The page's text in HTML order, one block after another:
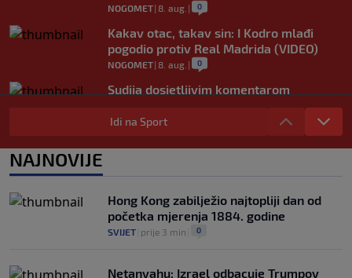
NOGOMET| 8. aug. | 0
Kakav otac, takav sin: I Kodro mlađi
pogodio protiv Real Madrida (VIDEO)
NOGOMET| 8. aug. | 0
Sudija dosjetljivim komentarom
nasmijao publiku nakon žalbe tenisera
(VIDEO)
Idi na Sport
NAJNOVIJE
Hong Kong zabilježio najtopliji dan od
početka mjerenja 1884. godine
SVIJET prije 3 min 0
Netanyahu: Izrael odbacuje Trumpov